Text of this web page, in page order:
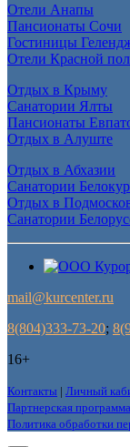
Отели Анапы
Пансионаты Сочи
Гостиницы
Отели Красной
Отдых в Крыму
Санатории Ялты
Пансионаты
Отдых в Алуште
Отдых в Абхазии
Санатории
Отдых в
Санатории
mail@kurcenter.ru
8(804)333-73-20;
16+
Контакты | Личный
Партнерская программа
Политика обработки